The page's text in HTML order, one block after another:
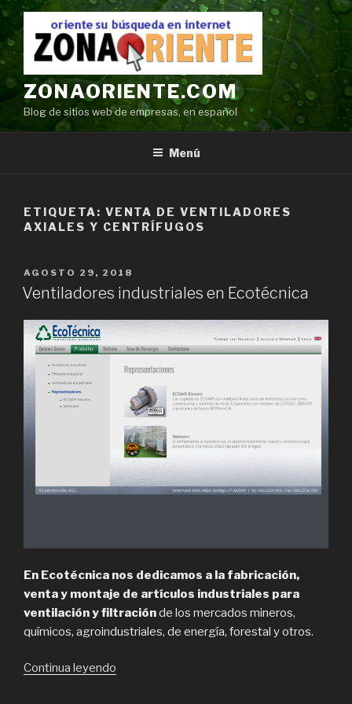
Ir
contenido
ZONAORIENTE.COM
Blog de sitios web de empresas, en español
Menú
ETIQUETA: VENTA DE VENTILADORES
AXIALES Y CENTRÍFUGOS
POSTED
ON
AGOSTO 29, 2018
Ventiladores industriales en Ecotécnica
En Ecotécnica nos dedicamos a la fabricación,
venta y montaje de artículos industriales para
ventilación y filtraciónde los mercados mineros,
químicos, agroindustriales, de energía, forestal y otros.
Continua leyendo